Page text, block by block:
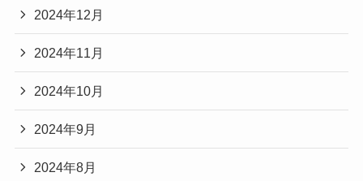
2024年12月
2024年11月
2024年10月
2024年9月
2024年8月